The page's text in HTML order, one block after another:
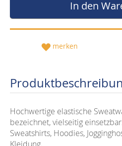
In den
merken
Hochwertige elastische
bezeichnet, vielseitig
Sweatshirts, Hoodies,